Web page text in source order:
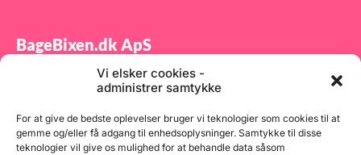
Vi elsker cookies -
administrer samtykke
For at give de bedste oplevelser bruger vi teknologier som cookies til at
gemme og/eller få adgang til enhedsoplysninger. Samtykke til disse
teknologier vil give os mulighed for at behandle data såsom
BageBixen.dk ApS
Tilmeld dig vores nyhedsbrev og modtag gode tilbud
samt spændende produktnyheder direkte i din
indbakke.